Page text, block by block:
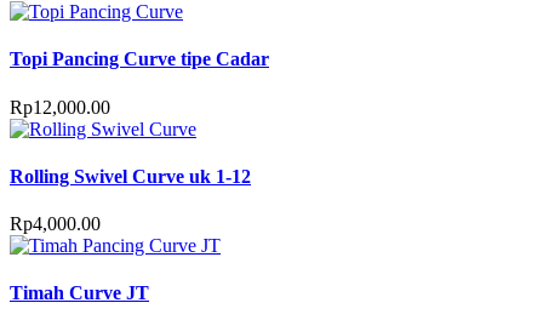
Topi Pancing Curve tipe Cadar
Rp12,000.00
Rolling Swivel Curve uk 1-12
Rp4,000.00
Timah Curve JT